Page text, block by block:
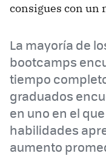
consigues con un
La mayoría de
bootcamps
tiempo
graduados
en uno en el
habilidades
aumento